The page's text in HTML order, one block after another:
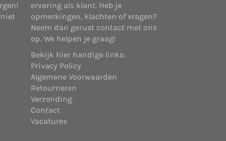
subdomeinen.
bij de Kamer van Koophandel
website te helpen analyseren hoe
kan worden overgebracht naar eigen
bij te houden hoe u de website
tot website-activiteit en
in dit privacybeleid tenzij we
ervaring als klant. Heb je
opmerkingen, klachten of vragen?
Neem dan gerust contact met ons
op. We helpen je graag!
Bekijk hier handige links:
Privacy Policy
Algemene Voorwaarden
Retourneren
Verzending
Contact
Vacatures